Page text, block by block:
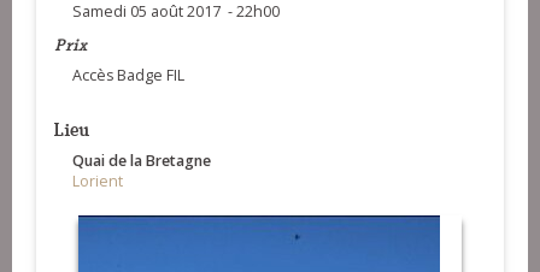
Samedi 05 août 2017 - 22h00
Prix
Accès Badge FIL
Lieu
Quai de la Bretagne
Lorient